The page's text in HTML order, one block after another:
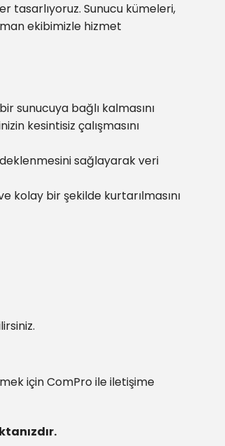
tasarlıyoruz. Sunucu kümeleri,
ekibimizle hizmet
sunucuya bağlı kalmasını
kesintisiz çalışmasını
sağlayarak veri
kolay bir şekilde kurtarılmasını
için ComPro ile iletişime